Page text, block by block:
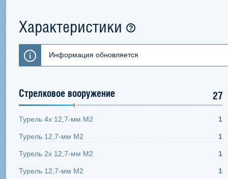
Характеристики
Информация обновляется
Стрелковое вооружение 27
Турель 4x 12,7-мм M2 1
Турель 12,7-мм M2 1
Турель 2x 12,7-мм M2 1
Турель 12,7-мм M2 1